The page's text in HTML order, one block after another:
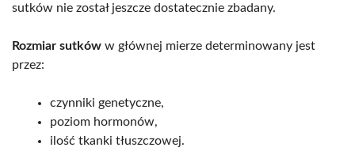
sutków nie został jeszcze dostatecznie zbadany.
Rozmiar sutków w głównej mierze determinowany jest
przez:
czynniki genetyczne,
poziom hormonów,
ilość tkanki tłuszczowej.